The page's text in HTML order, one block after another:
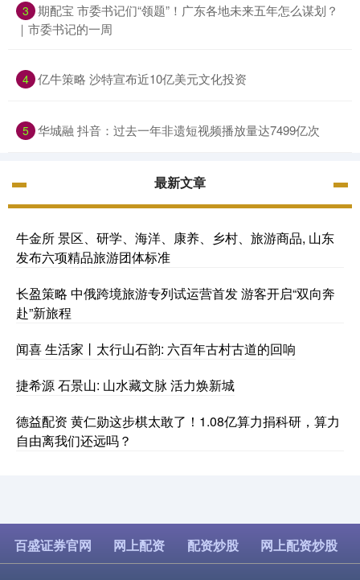
3 期配宝 市委书记们“领题”！广东各地未来五年怎么谋划？
｜市委书记的一周
4 亿牛策略 沙特宣布近10亿美元文化投资
5 华城融 抖音：过去一年非遗短视频播放量达7499亿次
最新文章
牛金所 景区、研学、海洋、康养、乡村、旅游商品, 山东
发布六项精品旅游团体标准
长盈策略 中俄跨境旅游专列试运营首发 游客开启“双向奔
赴”新旅程
闻喜 生活家丨太行山石韵: 六百年古村古道的回响
捷希源 石景山: 山水藏文脉 活力焕新城
德益配资 黄仁勋这步棋太敢了！1.08亿算力捐科研，算力
自由离我们还远吗？
百盛证券官网 网上配资 配资炒股 网上配资炒股